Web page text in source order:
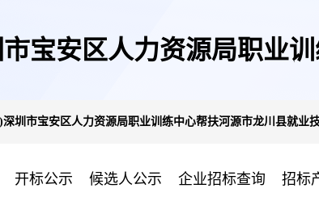
宝安区人力资源局职业
圳市宝安区人力资源局职业训练中心帮扶河源市龙川县就业
开标公示 候选人公示 企业招标查询 招标